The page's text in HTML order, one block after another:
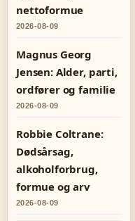
nettoformue
2026-08-09
Magnus Georg
Jensen: Alder, parti,
ordfører og familie
2026-08-09
Robbie Coltrane:
Dødsårsag,
alkoholforbrug,
formue og arv
2026-08-09